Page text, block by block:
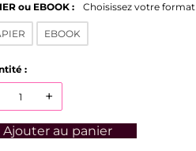
EBOOK : Choisissez votre format
EBOOK
+
au panier